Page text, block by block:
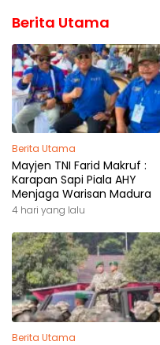
Berita Utama
Berita Utama
Mayjen TNI Farid Makruf :
Karapan Sapi Piala AHY
Menjaga Warisan Madura
4 hari yang lalu
Berita Utama